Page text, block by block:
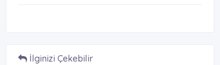
İlginizi Çekebilir